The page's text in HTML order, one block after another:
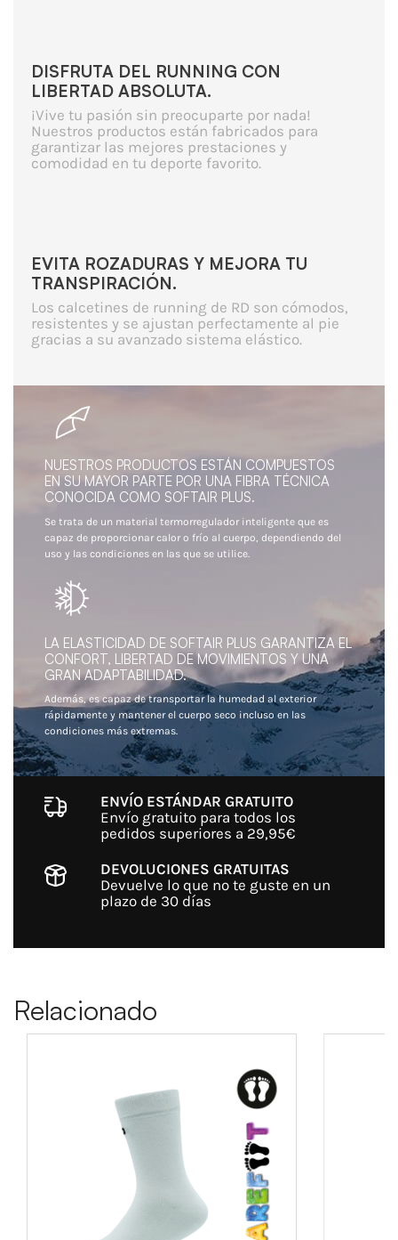
DISFRUTA DEL RUNNING CON
LIBERTAD ABSOLUTA.
¡Vive tu pasión sin preocuparte por nada!
Nuestros productos están fabricados para
garantizar las mejores prestaciones y
comodidad en tu deporte favorito.
EVITA ROZADURAS Y MEJORA TU
TRANSPIRACIÓN.
Los calcetines de running de RD son cómodos,
resistentes y se ajustan perfectamente al pie
gracias a su avanzado sistema elástico.
NUESTROS PRODUCTOS ESTÁN COMPUESTOS
EN SU MAYOR PARTE POR UNA FIBRA TÉCNICA
CONOCIDA COMO SOFTAIR PLUS.
Se trata de un material termorregulador inteligente que es
capaz de proporcionar calor o frío al cuerpo, dependiendo del
uso y las condiciones en las que se utilice.
LA ELASTICIDAD DE SOFTAIR PLUS GARANTIZA EL
CONFORT, LIBERTAD DE MOVIMIENTOS Y UNA
GRAN ADAPTABILIDAD.
Además, es capaz de transportar la humedad al exterior
rápidamente y mantener el cuerpo seco incluso en las
condiciones más extremas.
ENVÍO ESTÁNDAR GRATUITO
Envío gratuito para todos los
pedidos superiores a 29,95€
DEVOLUCIONES GRATUITAS
Devuelve lo que no te guste en un
plazo de 30 días
Relacionado